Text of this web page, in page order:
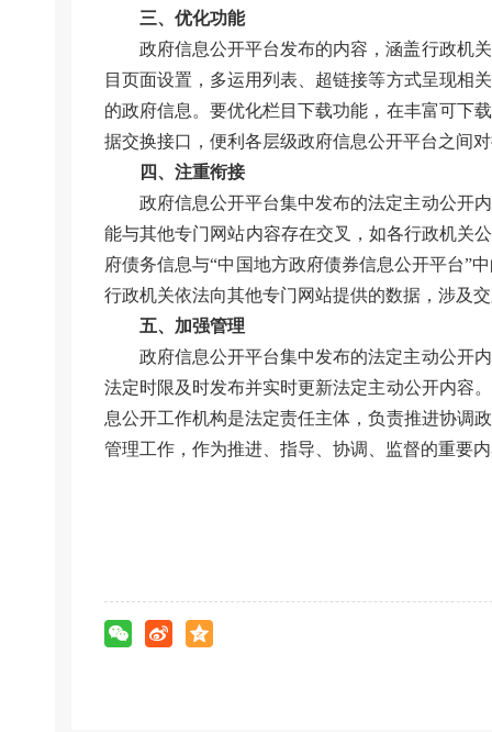
三、优化功能
政府信息公开平台发布的内容，涵盖行政机
目页面设置，多运用列表、超链接等方式呈现相
的政府信息。要优化栏目下载功能，在丰富可下
据交换接口，便利各层级政府信息公开平台之间
四、注重衔接
政府信息公开平台集中发布的法定主动公开
能与其他专门网站内容存在交叉，如各行政机关
府债务信息与“中国地方政府债券信息公开平台”
行政机关依法向其他专门网站提供的数据，涉及
五、加强管理
政府信息公开平台集中发布的法定主动公开
法定时限及时发布并实时更新法定主动公开内容
息公开工作机构是法定责任主体，负责推进协调
管理工作，作为推进、指导、协调、监督的重要